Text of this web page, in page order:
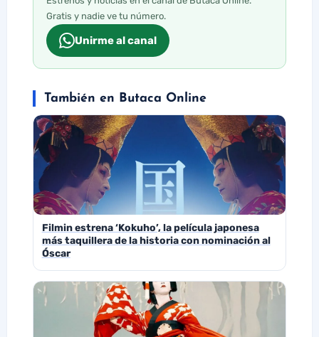
Gratis y nadie ve tu número.
Unirme al canal
También en Butaca Online
Filmin estrena ‘Kokuho’, la película japonesa
más taquillera de la historia con nominación al
Óscar